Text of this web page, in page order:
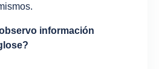
información